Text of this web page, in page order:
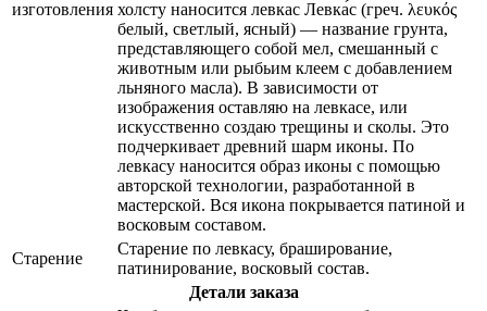
изготовления холсту наносится левкас Левка́с (греч. λευκός
белый, светлый, ясный) — название грунта,
представляющего собой мел, смешанный с
животным или рыбьим клеем с добавлением
льняного масла). В зависимости от
изображения оставляю на левкасе, или
искусственно создаю трещины и сколы. Это
подчеркивает древний шарм иконы. По
левкасу наносится образ иконы с помощью
авторской технологии, разработанной в
мастерской. Вся икона покрывается патиной и
восковым составом.
Старение
Старение по левкасу, браширование,
патинирование, восковый состав.
Детали заказа